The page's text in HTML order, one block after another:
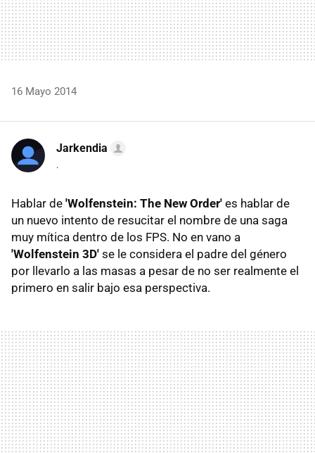
16 Mayo 2014
Jarkendia
.
Hablar de 'Wolfenstein: The New Order' es hablar de
un nuevo intento de resucitar el nombre de una saga
muy mítica dentro de los FPS. No en vano a
'Wolfenstein 3D' se le considera el padre del género
por llevarlo a las masas a pesar de no ser realmente el
primero en salir bajo esa perspectiva.